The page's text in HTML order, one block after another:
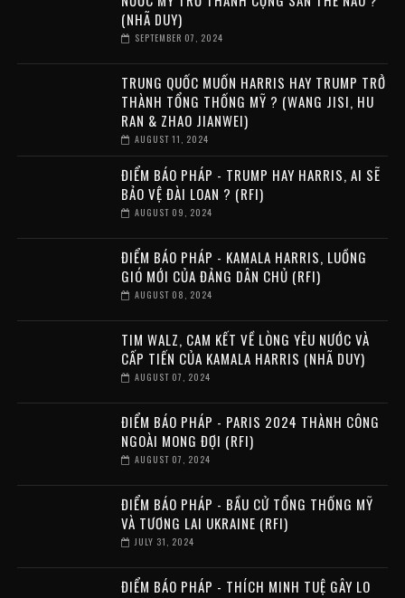
(NHÃ DUY)
SEPTEMBER 07, 2024
TRUNG QUỐC MUỐN HARRIS HAY TRUMP TRỞ
THÀNH TỔNG THỐNG MỸ ? (WANG JISI, HU
RAN & ZHAO JIANWEI)
AUGUST 11, 2024
ĐIỂM BÁO PHÁP - TRUMP HAY HARRIS, AI SẼ
BẢO VỆ ĐÀI LOAN ? (RFI)
AUGUST 09, 2024
ĐIỂM BÁO PHÁP - KAMALA HARRIS, LUỒNG
GIÓ MỚI CỦA ĐẢNG DÂN CHỦ (RFI)
AUGUST 08, 2024
TIM WALZ, CAM KẾT VỀ LÒNG YÊU NƯỚC VÀ
CẤP TIẾN CỦA KAMALA HARRIS (NHÃ DUY)
AUGUST 07, 2024
ĐIỂM BÁO PHÁP - PARIS 2024 THÀNH CÔNG
NGOÀI MONG ĐỢI (RFI)
AUGUST 07, 2024
ĐIỂM BÁO PHÁP - BẦU CỬ TỔNG THỐNG MỸ
VÀ TƯƠNG LAI UKRAINE (RFI)
JULY 31, 2024
ĐIỂM BÁO PHÁP - THÍCH MINH TUỆ GÂY LO